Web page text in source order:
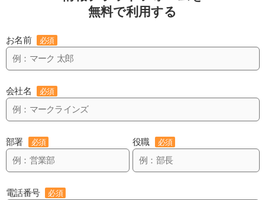
無料で利用する
お名前 必須
会社名 必須
部署 必須 役職 必須
電話番号 必須